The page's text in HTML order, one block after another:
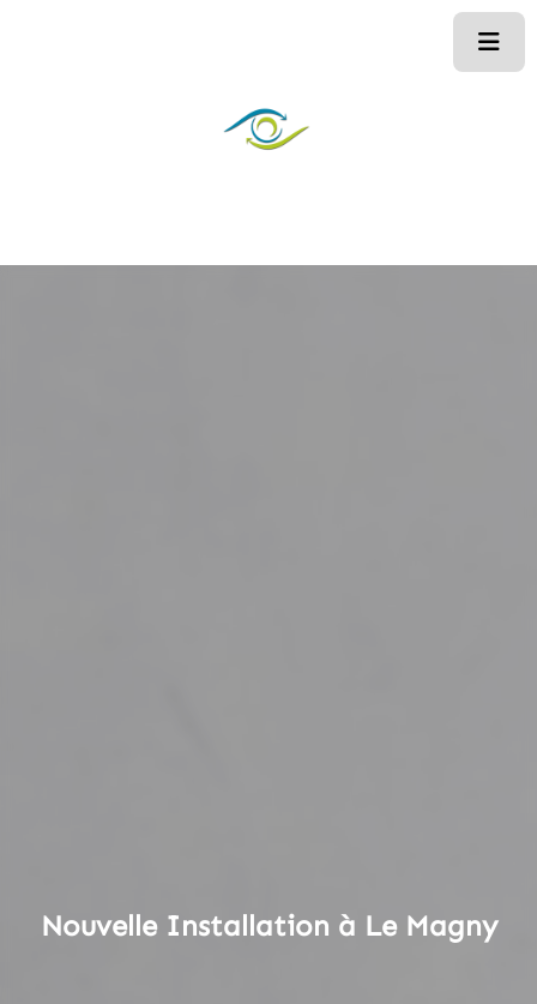
Nouvelle Installation à Le Magny